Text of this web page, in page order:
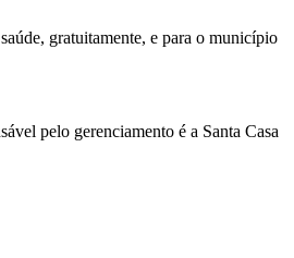
gratuitamente, e para o município
pelo gerenciamento é a Santa Casa